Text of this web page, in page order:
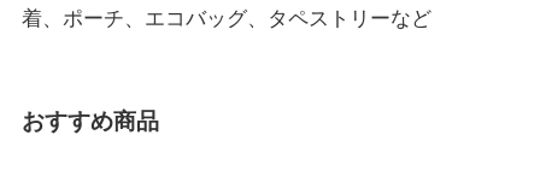
着、ポーチ、エコバッグ、タペストリーなど
おすすめ商品